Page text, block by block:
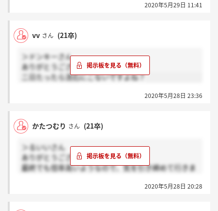
2020年5月29日 11:41
vv さん (21卒)
＞ドンキーさん
ありがとうございます。。
二日たったら流石にこないですよね？
2020年5月28日 23:36
かたつむり さん (21卒)
＞るいいさん
ありがとうございます。
最終でも倍率高いようなので、気を引き締めて行きま
2020年5月28日 20:28